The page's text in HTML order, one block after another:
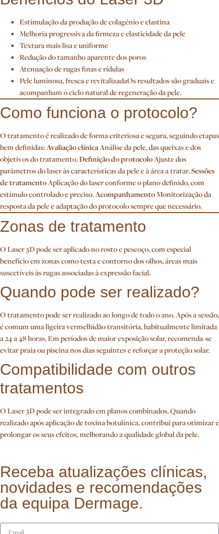
Estimulação da produção de colagénio e elastina
Melhoria progressiva da firmeza e elasticidade da pele
Textura mais lisa e uniforme
Redução do tamanho aparente dos poros
Atenuação de rugas finas e rídulas
Pele luminosa, fresca e revitalizadaOs resultados são graduais e
acompanham o ciclo natural de regeneração da pele.
Como funciona o protocolo?
O tratamento é realizado de forma criteriosa e segura, seguindo etapas
bem definidas:Avaliação clínicaAnálise da pele, das queixas e dos
objetivos do tratamento.Definição do protocoloAjuste dos
parâmetros do laser às características da pele e à área a tratar.Sessões
de tratamentoAplicação do laser conforme o plano definido, com
estímulo controlado e preciso.AcompanhamentoMonitorização da
resposta da pele e adaptação do protocolo sempre que necessário.
Zonas de tratamento
O Laser 3D pode ser aplicado no rosto e pescoço, com especial
benefício em zonas como testa e contorno dos olhos, áreas mais
suscetíveis às rugas associadas à expressão facial.
Quando pode ser realizado?
O tratamento pode ser realizado ao longo de todo o ano. Após a sessão,
é comum uma ligeira vermelhidão transitória, habitualmente limitada
a 24 a 48 horas. Em períodos de maior exposição solar, recomenda-se
evitar praia ou piscina nos dias seguintes e reforçar a proteção solar.
Compatibilidade com outros
tratamentos
O Laser 3D pode ser integrado em planos combinados. Quando
realizado após aplicação de toxina botulínica, contribui para otimizar e
prolongar os seus efeitos, melhorando a qualidade global da pele.
Receba atualizações clínicas,
novidades e recomendações
da equipa Dermage.